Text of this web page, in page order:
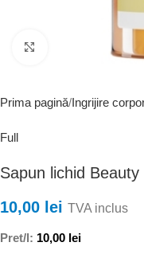
Faceți clic
Prima pagină Ingrijire
Full
Sapun lichid Beauty
10,00 lei TVA inclus
Pret/l: 10,00 lei